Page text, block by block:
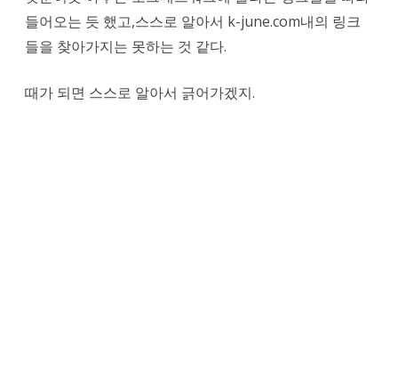
들어오는 듯 했고,스스로 알아서 k-june.com내의 링크
들을 찾아가지는 못하는 것 같다.
때가 되면 스스로 알아서 긁어가겠지.